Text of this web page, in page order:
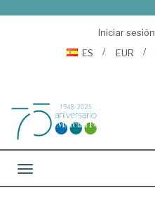
Iniciar sesión
ES
EUR
Toggle navigation